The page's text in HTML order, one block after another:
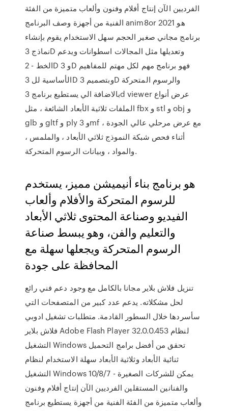
الفرديين الآن إنتاج أفلام وفنون وألعاب متميزة من الفئة
الفنية من أجهزة وصف البرنامج anim8or 2021 هو
برنامج مجاني صغير الحجم سهل الاستخدام يقوم بإنشاء
نماذج 3D وتعديلها مثل المجالات اسطوانات ويدعم
الخط - 2D و 3D فهو برنامج مهم لكل مهتم للمفاهيم
الأساسية لل 3D وبتصميم 3D والرسوم المتحركة
بالاضافة الي يستطيع برنامج 3d viewer عرض أنواع
الملفات ثلاثية الأبعاد الشائعة ، مثل fbx و stl و obj و
glb و gltf و ply و 3mf ، مع عرض مرحلي عالي الجودة
أثناء فحص شبكة النموذج ثلاثي الأبعاد ، والملمس ،
والمواد ، وبيانات الرسوم المتحركة.
هو برنامج بناء أنيميشن مميز، يستخدم
للرسوم المتحركة والأفلام وألعاب
الفيديو وصناعة المحتوى ثلاثي الأبعاد
والتعليم والفن، وهو يبسط صناعة
الرسوم المتحركة ويجعلها سهلة مع
المحافظة على جودة
تنزيل فلاش بلاير مجانا بالكامل مع وجود دعم فني رائع
لحل مشكلاته. يدعم عدد كبير من المتصفحات التي
سأسردها خلال السطور القادمة. متطلبات تشغيل ادوبي
فلاش بلاير Adobe Flash Player 32.0.0.453 لنظام
التشغيل Windows تحقق من أفضل برامج التحميل
ثنائية الأبعاد وثلاثية الأبعاد سهلة الاستخدام لنظام
التشغيل Windows 10/8/7 - يمكن للشركات الصغيرة
والفنانين المستقلين الفرديين الآن إنتاج أفلام وفنون
وألعاب متميزة من الفئة الفنية من أجهزة يستطيع برنامج